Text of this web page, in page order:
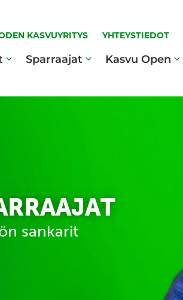
KASVUYRITYS YHTEYSTIEDOT
Sparraajat Kasvu Open
sankarit